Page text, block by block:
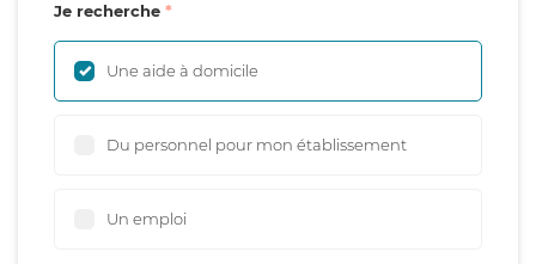
Je recherche
Une aide à domicile
Du personnel pour mon établissement
Un emploi